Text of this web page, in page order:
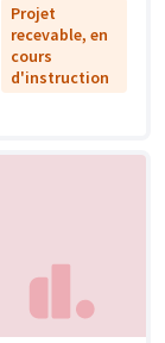
Projet
recevable, en
cours
d'instruction